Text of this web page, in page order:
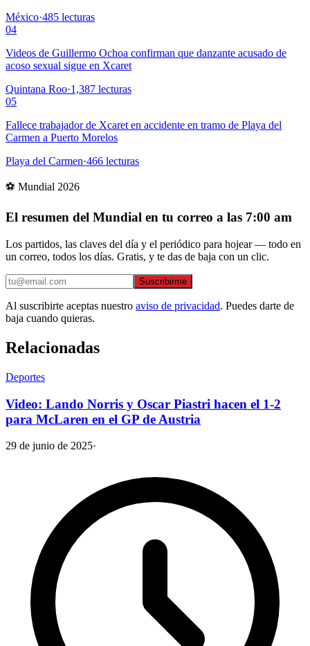
México·485 lecturas
04
Videos de Guillermo Ochoa confirman que danzante acusado de
acoso sexual sigue en Xcaret
Quintana Roo·1,387 lecturas
05
Fallece trabajador de Xcaret en accidente en tramo de Playa del
Carmen a Puerto Morelos
Playa del Carmen·466 lecturas
⚽ Mundial 2026
El resumen del Mundial en tu correo a las 7:00 am
Los partidos, las claves del día y el periódico para hojear — todo en
un correo, todos los días. Gratis, y te das de baja con un clic.
Suscribirme
Al suscribirte aceptas nuestro aviso de privacidad. Puedes darte de
baja cuando quieras.
Relacionadas
Deportes
Video: Lando Norris y Oscar Piastri hacen el 1-2
para McLaren en el GP de Austria
29 de junio de 2025·